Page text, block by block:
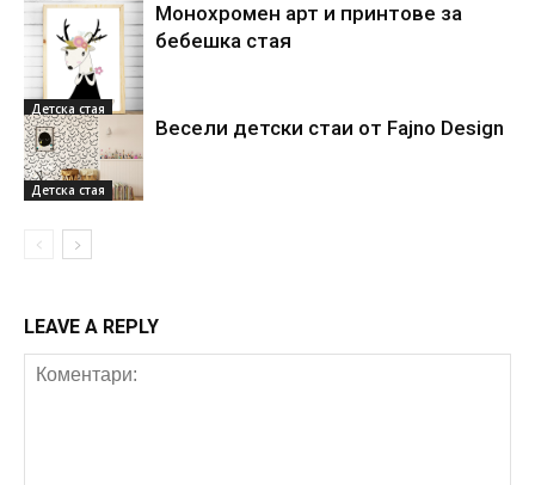
Детска стая
Детска стая
Монохромен арт и принтове за
бебешка стая
Детска стая
Весели детски стаи от Fajno Design
LEAVE A REPLY